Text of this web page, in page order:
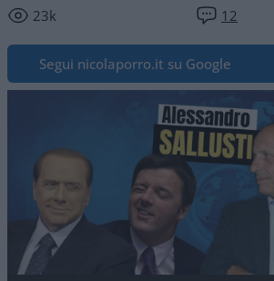
23k 12
Segui nicolaporro.it su Google